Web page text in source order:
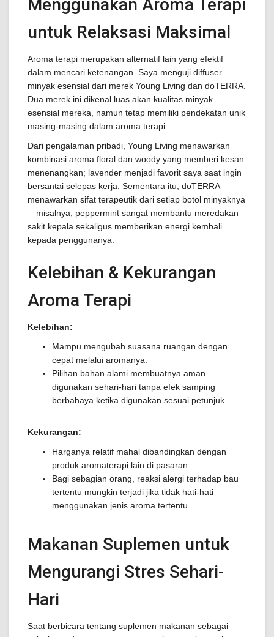
Menggunakan Aroma Terapi
untuk Relaksasi Maksimal
Aroma terapi merupakan alternatif lain yang efektif
dalam mencari ketenangan. Saya menguji diffuser
minyak esensial dari merek Young Living dan doTERRA.
Dua merek ini dikenal luas akan kualitas minyak
esensial mereka, namun tetap memiliki pendekatan unik
masing-masing dalam aroma terapi.
Dari pengalaman pribadi, Young Living menawarkan
kombinasi aroma floral dan woody yang memberi kesan
menenangkan; lavender menjadi favorit saya saat ingin
bersantai selepas kerja. Sementara itu, doTERRA
menawarkan sifat terapeutik dari setiap botol minyaknya
—misalnya, peppermint sangat membantu meredakan
sakit kepala sekaligus memberikan energi kembali
kepada penggunanya.
Kelebihan & Kekurangan
Aroma Terapi
Kelebihan:
Mampu mengubah suasana ruangan dengan
cepat melalui aromanya.
Pilihan bahan alami membuatnya aman
digunakan sehari-hari tanpa efek samping
berbahaya ketika digunakan sesuai petunjuk.
Kekurangan:
Harganya relatif mahal dibandingkan dengan
produk aromaterapi lain di pasaran.
Bagi sebagian orang, reaksi alergi terhadap bau
tertentu mungkin terjadi jika tidak hati-hati
menggunakan jenis aroma tertentu.
Makanan Suplemen untuk
Mengurangi Stres Sehari-
Hari
Saat berbicara tentang suplemen makanan sebagai